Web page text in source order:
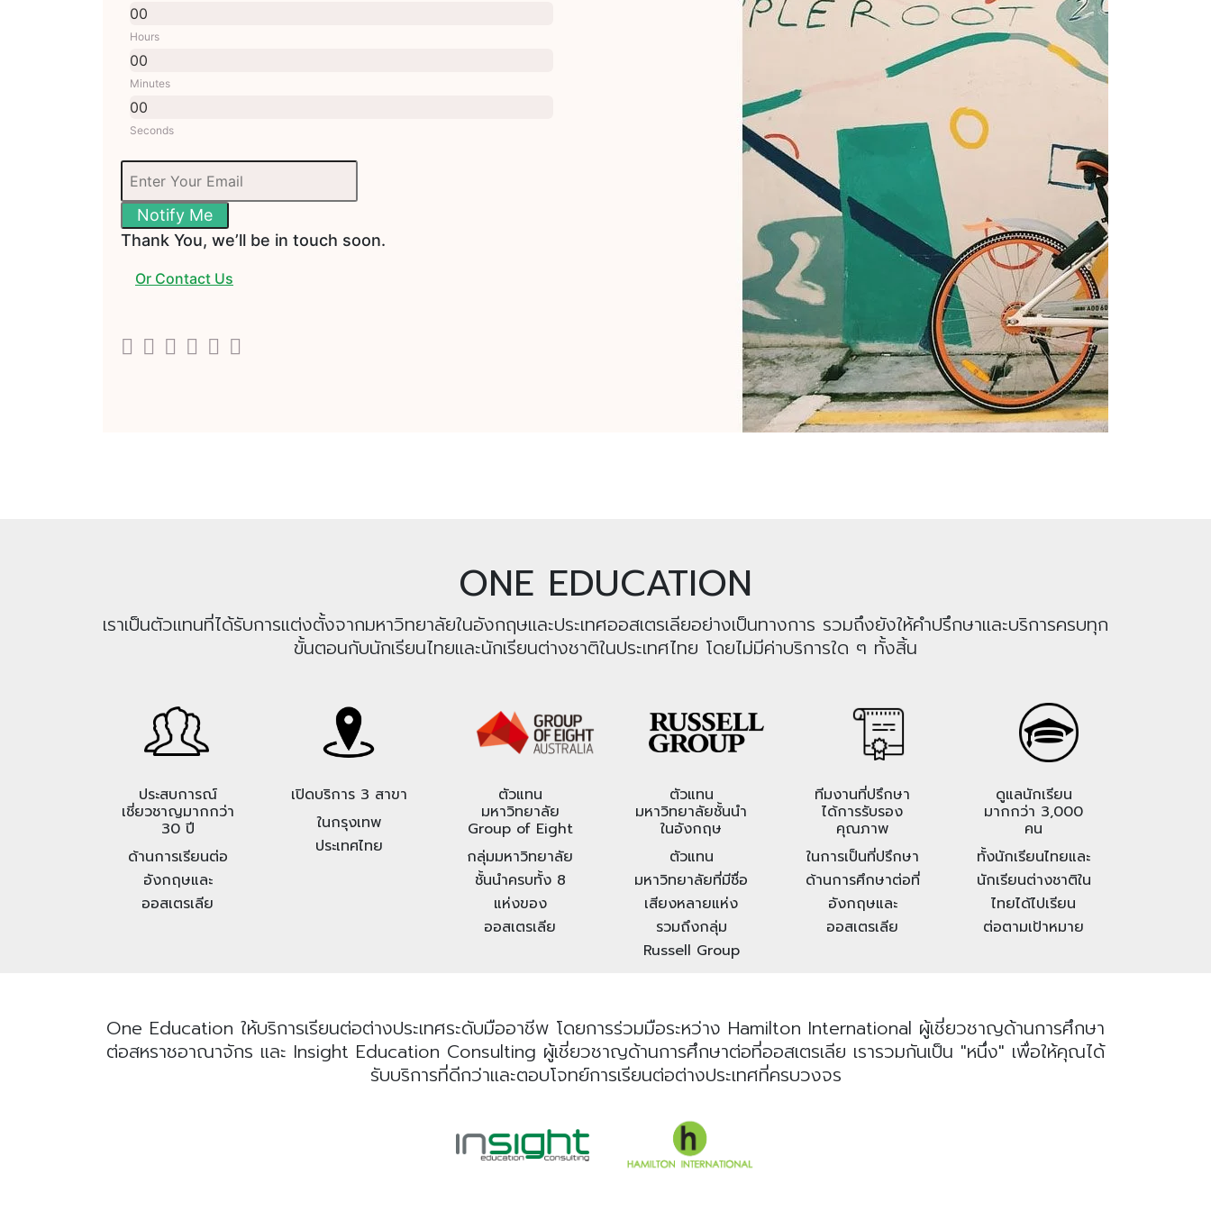
00
Hours
00
Minutes
00
Seconds
Notify Me
Thank You, we’ll be in touch soon.
Or Contact Us
ONE EDUCATION
เราเป็นตัวแทนที่ได้รับการแต่งตั้งจากมหาวิทยาลัยในอังกฤษและประเทศออสเตรเลียอย่างเป็นทางการ รวมถึงยังให้คำปรึกษาและบริการครบทุก
ขั้นตอนกับนักเรียนไทยและนักเรียนต่างชาติในประเทศไทย โดยไม่มีค่าบริการใด ๆ ทั้งสิ้น
ประสบการณ์
เชี่ยวชาญมากกว่า
30 ปี
ด้านการเรียนต่อ
อังกฤษและ
ออสเตรเลีย
เปิดบริการ 3 สาขา
ในกรุงเทพ
ประเทศไทย
ตัวแทน
มหาวิทยาลัย
Group of Eight
กลุ่มมหาวิทยาลัย
ชั้นนำครบทั้ง 8
แห่งของ
ออสเตรเลีย
ตัวแทน
มหาวิทยาลัยชั้นนำ
ในอังกฤษ
ตัวแทน
มหาวิทยาลัยที่มีชื่อ
เสียงหลายแห่ง
รวมถึงกลุ่ม
Russell Group
ทีมงานที่ปรึกษา
ได้การรับรอง
คุณภาพ
ในการเป็นที่ปรึกษา
ด้านการศึกษาต่อที่
อังกฤษและ
ออสเตรเลีย
ดูแลนักเรียน
มากกว่า 3,000
คน
ทั้งนักเรียนไทยและ
นักเรียนต่างชาติใน
ไทยได้ไปเรียน
ต่อตามเป้าหมาย
One Education ให้บริการเรียนต่อต่างประเทศระดับมืออาชีพ โดยการร่วมมือระหว่าง Hamilton International ผู้เชี่ยวชาญด้านการศึกษา
ต่อสหราชอาณาจักร และ Insight Education Consulting ผู้เชี่ยวชาญด้านการศึกษาต่อที่ออสเตรเลีย เรารวมกันเป็น "หนึ่ง" เพื่อให้คุณได้
รับบริการที่ดีกว่าและตอบโจทย์การเรียนต่อต่างประเทศที่ครบวงจร